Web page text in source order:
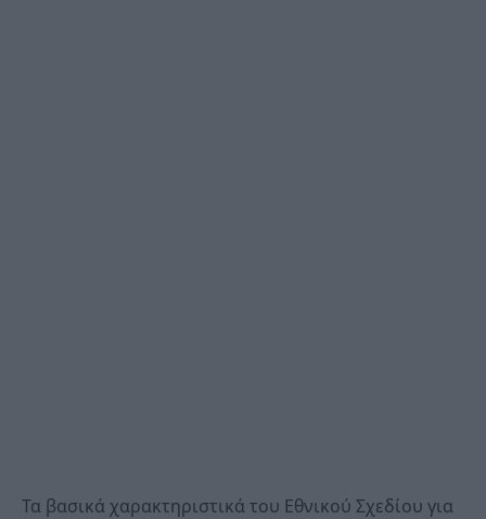
Τα βασικά χαρακτηριστικά του Εθνικού Σχεδίου για